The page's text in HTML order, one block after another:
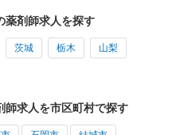
薬剤師求人を探す
茨城 栃木 山梨
師求人を市区町村で探す